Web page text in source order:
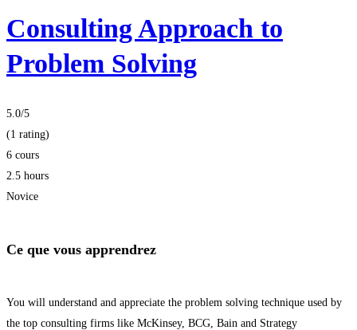
Consulting Approach to
Problem Solving
5.0/5
(1 rating)
6 cours
2.5 hours
Novice
Ce que vous apprendrez
You will understand and appreciate the problem solving technique used by
the top consulting firms like McKinsey, BCG, Bain and Strategy